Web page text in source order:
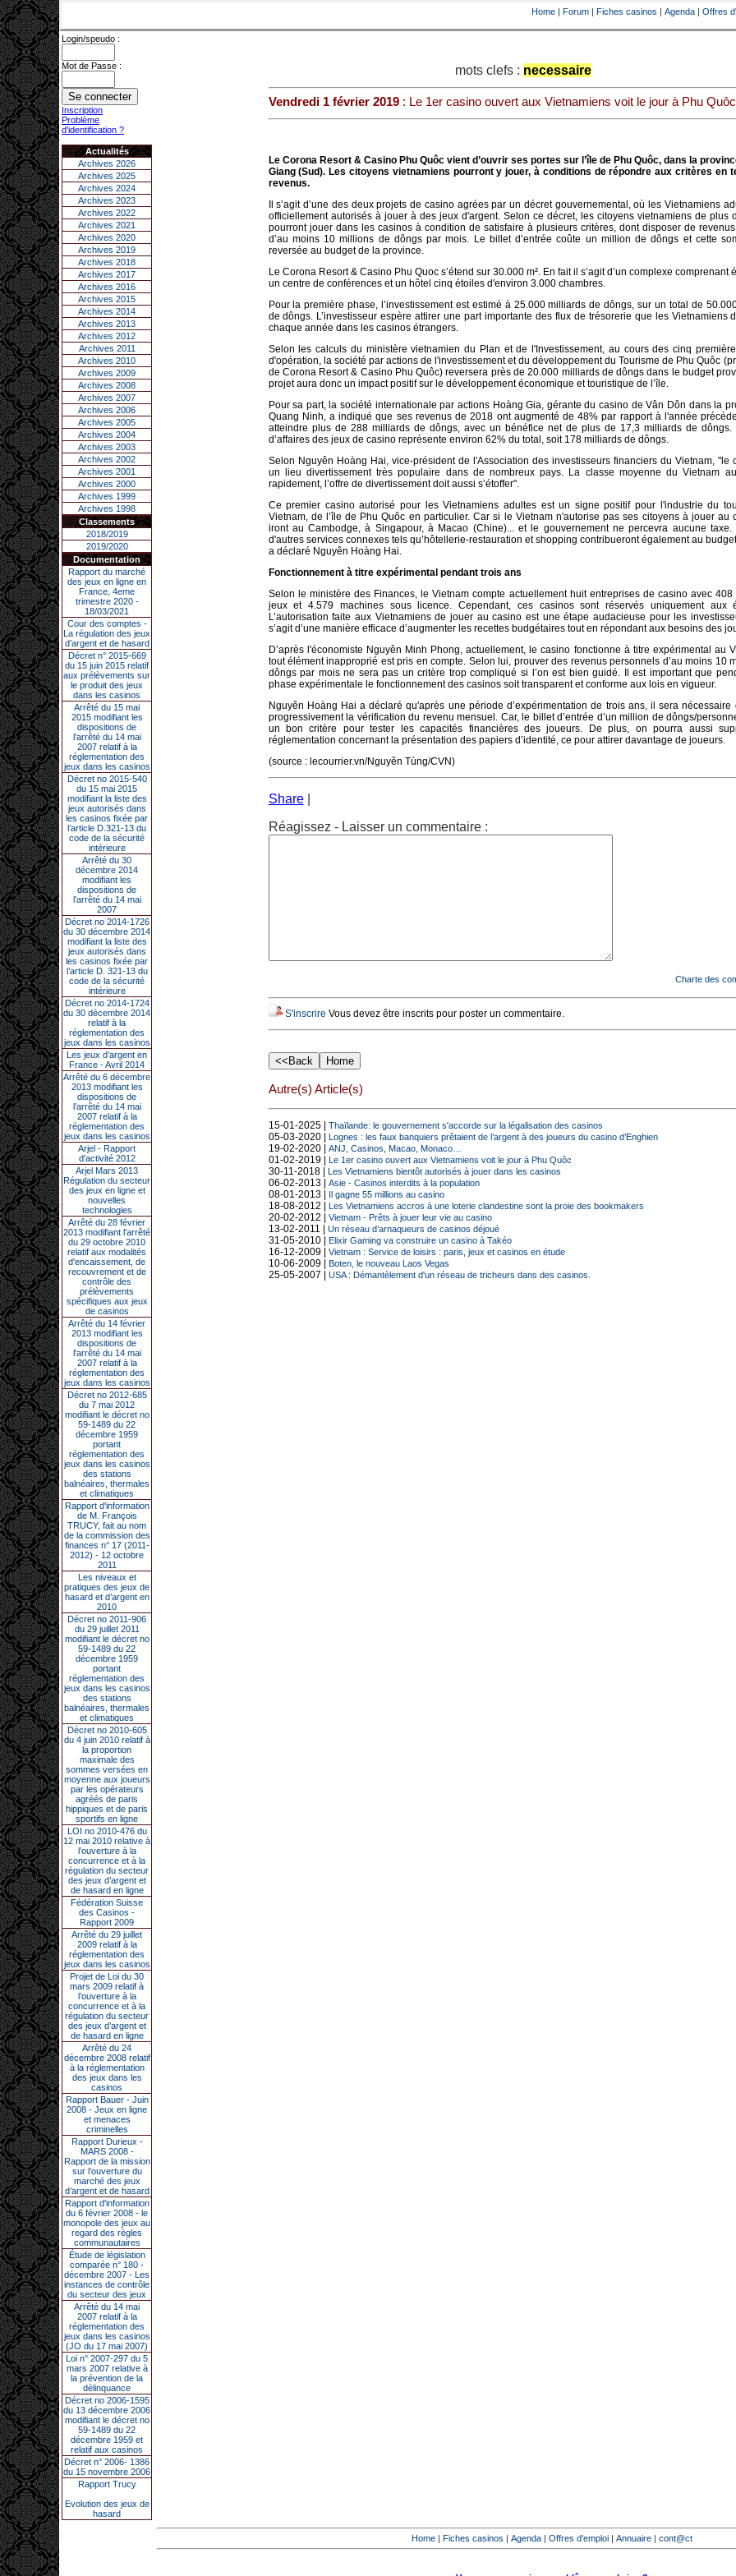
Home | Forum | Fiches casinos | Agenda | Offres
Login/speudo :
Mot de Passe :
Inscription
Problème
d'identification ?
Actualités
Archives 2026
Archives 2025
Archives 2024
Archives 2023
Archives 2022
Archives 2021
Archives 2020
Archives 2019
Archives 2018
Archives 2017
Archives 2016
Archives 2015
Archives 2014
Archives 2013
Archives 2012
Archives 2011
Archives 2010
Archives 2009
Archives 2008
Archives 2007
Archives 2006
Archives 2005
Archives 2004
Archives 2003
Archives 2002
Archives 2001
Archives 2000
Archives 1999
Archives 1998
Classements
2018/2019
2019/2020
Documentation
Rapport du marché
des jeux en ligne en
France, 4eme
trimestre 2020 -
18/03/2021
Cour des comptes -
La régulation des jeux
d’argent et de hasard
Décret n° 2015-669
du 15 juin 2015 relatif
aux prélèvements sur
le produit des jeux
dans les casinos
Arrêté du 15 mai
2015 modifiant les
dispositions de
l’arrêté du 14 mai
2007 relatif à la
réglementation des
jeux dans les casinos
Décret no 2015-540
du 15 mai 2015
modifiant la liste des
jeux autorisés dans
les casinos fixée par
l’article D.321-13 du
code de la sécurité
intérieure
Arrêté du 30
décembre 2014
modifiant les
dispositions de
l’arrêté du 14 mai
2007
Décret no 2014-1726
du 30 décembre 2014
modifiant la liste des
jeux autorisés dans
les casinos fixée par
l’article D. 321-13 du
code de la sécurité
intérieure
Décret no 2014-1724
du 30 décembre 2014
relatif à la
réglementation des
jeux dans les casinos
Les jeux d’argent en
France - Avril 2014
Arrêté du 6 décembre
2013 modifiant les
dispositions de
l’arrêté du 14 mai
2007 relatif à la
réglementation des
jeux dans les casinos
Arjel - Rapport
d'activité 2012
Arjel Mars 2013
Régulation du secteur
des jeux en ligne et
nouvelles
technologies
Arrêté du 28 février
2013 modifiant l'arrêté
du 29 octobre 2010
relatif aux modalités
d'encaissement, de
recouvrement et de
contrôle des
prélèvements
spécifiques aux jeux
de casinos
Arrêté du 14 février
2013 modifiant les
dispositions de
l'arrêté du 14 mai
2007 relatif à la
réglementation des
jeux dans les casinos
Décret no 2012-685
du 7 mai 2012
modifiant le décret no
59-1489 du 22
décembre 1959
portant
réglementation des
jeux dans les casinos
des stations
balnéaires, thermales
et climatiques
Rapport d'information
de M. François
TRUCY, fait au nom
de la commission des
finances n° 17 (2011-
2012) - 12 octobre
2011
Les niveaux et
pratiques des jeux de
hasard et d’argent en
2010
Décret no 2011-906
du 29 juillet 2011
modifiant le décret no
59-1489 du 22
décembre 1959
portant
réglementation des
jeux dans les casinos
des stations
balnéaires, thermales
et climatiques
Décret no 2010-605
du 4 juin 2010 relatif à
la proportion
maximale des
sommes versées en
moyenne aux joueurs
par les opérateurs
agréés de paris
hippiques et de paris
sportifs en ligne
LOI no 2010-476 du
12 mai 2010 relative à
l’ouverture à la
concurrence et à la
régulation du secteur
des jeux d’argent et
de hasard en ligne
Fédération Suisse
des Casinos -
Rapport 2009
Arrêté du 29 juillet
2009 relatif à la
réglementation des
jeux dans les casinos
Projet de Loi du 30
mars 2009 relatif à
l’ouverture à la
concurrence et à la
régulation du secteur
des jeux d’argent et
de hasard en ligne
Arrêté du 24
décembre 2008 relatif
à la réglementation
des jeux dans les
casinos
Rapport Bauer - Juin
2008 - Jeux en ligne
et menaces
criminelles
Rapport Durieux -
MARS 2008 -
Rapport de la mission
sur l’ouverture du
marché des jeux
d’argent et de hasard
Rapport d'information
du 6 février 2008 - le
monopole des jeux au
regard des règles
communautaires
Étude de législation
comparée n° 180 -
décembre 2007 - Les
instances de contrôle
du secteur des jeux
Arrêté du 14 mai
2007 relatif à la
réglementation des
jeux dans les casinos
(JO du 17 mai 2007)
Loi n° 2007-297 du 5
mars 2007 relative à
la prévention de la
délinquance
Décret no 2006-1595
du 13 décembre 2006
modifiant le décret no
59-1489 du 22
décembre 1959 et
relatif aux casinos
Décret n° 2006- 1386
du 15 novembre 2006
Rapport Trucy
Evolution des jeux de
hasard
mots clefs : necessaire
Vendredi 1 février 2019: Le 1er casino ouvert aux Vietnamiens voit le jour à Phu Quôc
Le Corona Resort & Casino Phu Quôc vient d’ouvrir ses portes sur l’île de Phu Quôc, dans la
Giang (Sud). Les citoyens vietnamiens pourront y jouer, à conditions de répondre aux critères en
revenus.
Il s’agit d’une des deux projets de casino agrées par un décret gouvernemental, où les Vietnamiens
officiellement autorisés à jouer à des jeux d'argent. Selon ce décret, les citoyens vietnamiens de plus
pourront jouer dans les casinos à condition de satisfaire à plusieurs critères, dont disposer de
d’au moins 10 millions de dôngs par mois. Le billet d’entrée coûte un million de dôngs et cette
reversée au budget de la province.
Le Corona Resort & Casino Phu Quoc s’étend sur 30.000 m². En fait il s’agit d’un complexe comprenant
un centre de conférences et un hôtel cinq étoiles d'environ 3.000 chambres.
Pour la première phase, l’investissement est estimé à 25.000 milliards de dôngs, sur un total de
de dôngs. L’investisseur espère attirer une part importante des flux de trésorerie que les Vietnamiens
chaque année dans les casinos étrangers.
Selon les calculs du ministère vietnamien du Plan et de l'Investissement, au cours des cinq
d'opération, la société par actions de l'investissement et du développement du Tourisme de Phu Quôc
de Corona Resort & Casino Phu Quôc) reversera près de 20.000 milliards de dôngs dans le budget
projet aura donc un impact positif sur le développement économique et touristique de l’île.
Pour sa part, la société internationale par actions Hoàng Gia, gérante du casino de Vân Dôn dans la
Quang Ninh, a indiqué que ses revenus de 2018 ont augmenté de 48% par rapport à l'année
atteindre plus de 288 milliards de dôngs, avec un bénéfice net de plus de 17,3 milliards de dôngs.
d’affaires des jeux de casino représente environ 62% du total, soit 178 milliards de dôngs.
Selon Nguyên Hoàng Hai, vice-président de l'Association des investisseurs financiers du Vietnam, "le
un lieu divertissement très populaire dans de nombreux pays. La classe moyenne du Vietnam
rapidement, l’offre de divertissement doit aussi s’étoffer".
Ce premier casino autorisé pour les Vietnamiens adultes est un signe positif pour l'industrie du
Vietnam, de l’île de Phu Quôc en particulier. Car si le Vietnam n'autorise pas ses citoyens à jouer au
iront au Cambodge, à Singapour, à Macao (Chine)... et le gouvernement ne percevra aucune taxe.
d'autres services connexes tels qu’hôtellerie-restauration et shopping contribueront également au budget
a déclaré Nguyên Hoàng Hai.
Fonctionnement à titre expérimental pendant trois ans
Selon le ministère des Finances, le Vietnam compte actuellement huit entreprises de casino avec 408
jeux et 4.579 machines sous licence. Cependant, ces casinos sont réservés uniquement aux
L’autorisation faite aux Vietnamiens de jouer au casino est une étape audacieuse pour les
s’agit d’une manière efficace d’augmenter les recettes budgétaires tout en répondant aux besoins des
D’après l'économiste Nguyên Minh Phong, actuellement, le casino fonctionne à titre expérimental au
tout élément inapproprié est pris en compte. Selon lui, prouver des revenus personnels d’au moins 10
dôngs par mois ne sera pas un critère trop compliqué si l’on est bien guidé. Il est important que
phase expérimentale le fonctionnement des casinos soit transparent et conforme aux lois en vigueur.
Nguyên Hoàng Hai a déclaré qu'après une période d’expérimentation de trois ans, il sera nécessaire
progressivement la vérification du revenu mensuel. Car, le billet d’entrée d’un million de dôngs/
un bon critère pour tester les capacités financières des joueurs. De plus, on pourra aussi
réglementation concernant la présentation des papiers d’identité, ce pour attirer davantage de joueurs.
(source : lecourrier.vn/Nguyên Tùng/CVN)
Share
Réagissez - Laisser un commentaire :
Charte des
S'inscrire Vous devez être inscrits pour poster un commentaire.
Autre(s) Article(s)
15-01-2025 | Thaïlande: le gouvernement s'accorde sur la légalisation des casinos
05-03-2020 | Lognes : les faux banquiers prêtaient de l’argent à des joueurs du casino d’Enghien
19-02-2020 | ANJ, Casinos, Macao, Monaco…
01-02-2019 | Le 1er casino ouvert aux Vietnamiens voit le jour à Phu Quôc
30-11-2018 | Les Vietnamiens bientôt autorisés à jouer dans les casinos
06-02-2013 | Asie - Casinos interdits à la population
08-01-2013 | Il gagne 55 millions au casino
18-08-2012 | Les Vietnamiens accros à une loterie clandestine sont la proie des bookmakers
20-02-2012 | Vietnam - Prêts à jouer leur vie au casino
13-02-2011 | Un réseau d’arnaqueurs de casinos déjoué
31-05-2010 | Elixir Gaming va construire un casino à Takéo
16-12-2009 | Vietnam : Service de loisirs : paris, jeux et casinos en étude
10-06-2009 | Boten, le nouveau Laos Vegas
25-05-2007 | USA : Démantèlement d'un réseau de tricheurs dans des casinos.
Home | Fiches casinos | Agenda | Offres d'emploi | Annuaire | cont@ct